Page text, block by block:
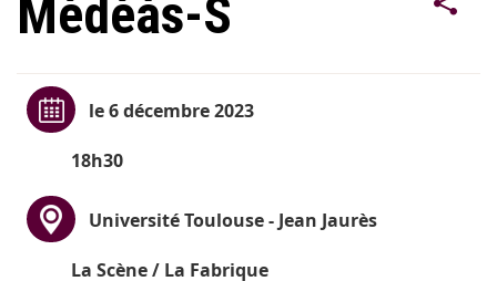
Médéàs-S
le 6 décembre 2023
18h30
Université Toulouse - Jean Jaurès
La Scène / La Fabrique